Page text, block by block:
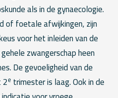
als in de gynaecologie.
of foetale afwijkingen, zijn
voor het inleiden van de
zwangerschap heen
De gevoeligheid van de
e trimester is laag. Ook in de